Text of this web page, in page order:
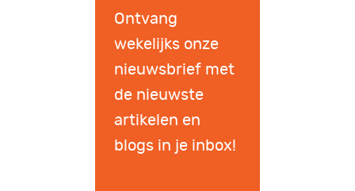
Ontvang
wekelijks onze
nieuwsbrief met
de nieuwste
artikelen en
blogs in je inbox!